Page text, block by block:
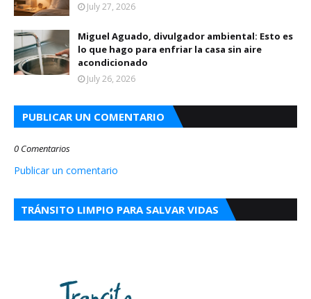
July 27, 2026
Miguel Aguado, divulgador ambiental: Esto es
lo que hago para enfriar la casa sin aire
acondicionado
July 26, 2026
PUBLICAR UN COMENTARIO
0 Comentarios
Publicar un comentario
TRÁNSITO LIMPIO PARA SALVAR VIDAS